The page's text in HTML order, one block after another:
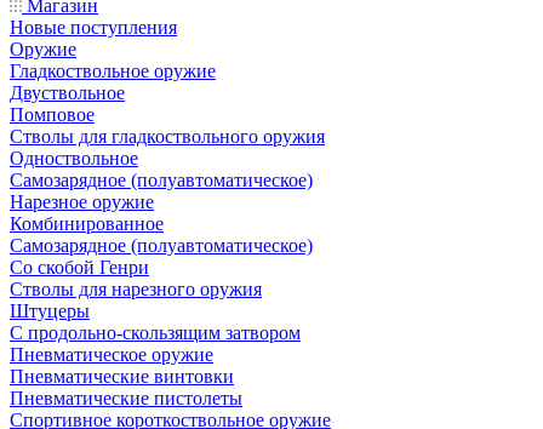
Магазин
Новые поступления
Оружие
Гладкоствольное оружие
Двуствольное
Помповое
Стволы для гладкоствольного оружия
Одноствольное
Самозарядное (полуавтоматическое)
Нарезное оружие
Комбинированное
Самозарядное (полуавтоматическое)
Со скобой Генри
Стволы для нарезного оружия
Штуцеры
С продольно-скользящим затвором
Пневматическое оружие
Пневматические винтовки
Пневматические пистолеты
Спортивное короткоствольное оружие